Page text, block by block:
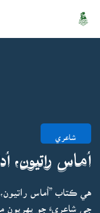
شاعري
اُماس راتيون،
هي ڪتاب ”اُماس
جي شاعريءَ جو پهريون